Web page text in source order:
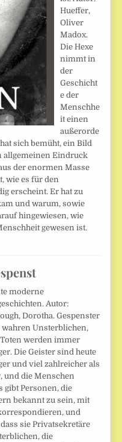
Hueffer,
Oliver
Madox.
Die Hexe
nimmt in
der
Geschicht
e der
Menschhe
it einen
außerorde
sich bemüht, ein Bild
allgemeinen Eindruck
der enormen Masse
wie es für den
erscheint. Er hat zu
und warum, sowie
hingewiesen, wie
gewesen ist.
moderne
Autor:
Dorotha. Gespenster
wahren Unsterblichen,
werden immer
Die Geister sind heute
und viel zahlreicher als
und die Menschen
gibt Personen, die
bekannt zu sein, mit
und
sie Privatsekretäre
die